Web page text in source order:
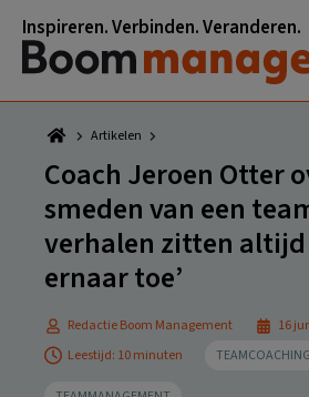
naar
hoofdnavigatie
naar
hoofd
inhoud
naar
eerste
sidebar
naar
voettekst
Inspireren. Verbinden. Veranderen.
Artikelen
Coach Jeroen Otter
smeden van een
verhalen zitten altijd
ernaar toe’
Redactie Boom Management
16
Leestijd: 10 minuten
TEAMCOACHING